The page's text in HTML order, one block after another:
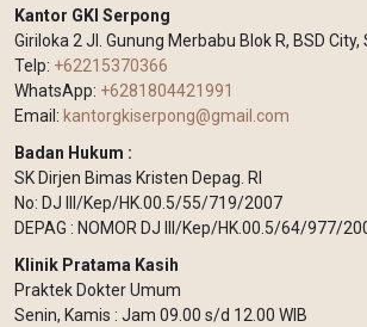
Kantor GKI Serpong
Giriloka 2 Jl. Gunung Merbabu Blok R, BSD City,
Telp: +62215370366
WhatsApp: +6281804421991
Email: kantorgkiserpong@gmail.com
Badan Hukum :
SK Dirjen Bimas Kristen Depag. RI
No: DJ III/Kep/HK.00.5/55/719/2007
DEPAG : NOMOR DJ III/Kep/HK.00.5/64/977/
Klinik Pratama Kasih
Praktek Dokter Umum
Senin, Kamis : Jam 09.00 s/d 12.00 WIB